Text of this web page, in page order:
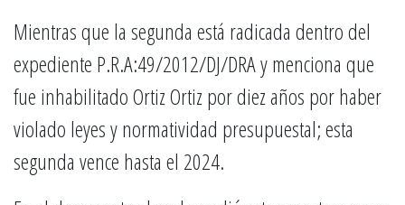
Mientras que la segunda está radicada dentro del
expediente P.R.A:49/2012/DJ/DRA y menciona que
fue inhabilitado Ortiz Ortiz por diez años por haber
violado leyes y normatividad presupuestal; esta
segunda vence hasta el 2024.